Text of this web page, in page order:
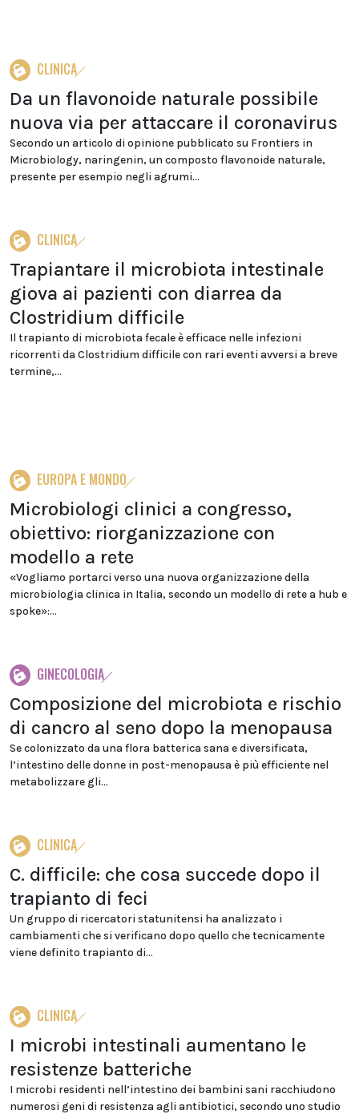
CLINICA
Da un flavonoide naturale possibile
nuova via per attaccare il coronavirus
Secondo un articolo di opinione pubblicato su Frontiers in
Microbiology, naringenin, un composto flavonoide naturale,
presente per esempio negli agrumi...
CLINICA
Trapiantare il microbiota intestinale
giova ai pazienti con diarrea da
Clostridium difficile
Il trapianto di microbiota fecale è efficace nelle infezioni
ricorrenti da Clostridium difficile con rari eventi avversi a breve
termine,...
EUROPA E MONDO
Microbiologi clinici a congresso,
obiettivo: riorganizzazione con
modello a rete
«Vogliamo portarci verso una nuova organizzazione della
microbiologia clinica in Italia, secondo un modello di rete a hub e
spoke»:...
GINECOLOGIA
Composizione del microbiota e rischio
di cancro al seno dopo la menopausa
Se colonizzato da una flora batterica sana e diversificata,
l’intestino delle donne in post-menopausa è più efficiente nel
metabolizzare gli...
CLINICA
C. difficile: che cosa succede dopo il
trapianto di feci
Un gruppo di ricercatori statunitensi ha analizzato i
cambiamenti che si verificano dopo quello che tecnicamente
viene definito trapianto di...
CLINICA
I microbi intestinali aumentano le
resistenze batteriche
I microbi residenti nell’intestino dei bambini sani racchiudono
numerosi geni di resistenza agli antibiotici, secondo uno studio